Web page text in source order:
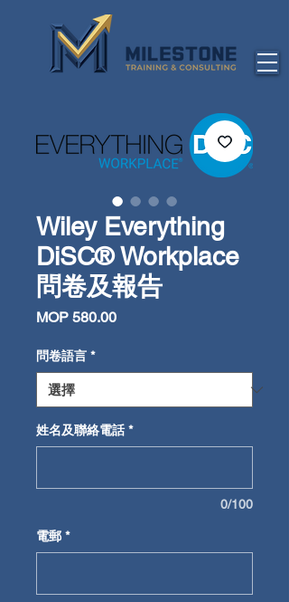
Wiley Everything
DiSC® Workplace
問卷及報告
MOP 580.00價
問卷語言 *
姓名及聯絡電話 *
0/100
電郵 *